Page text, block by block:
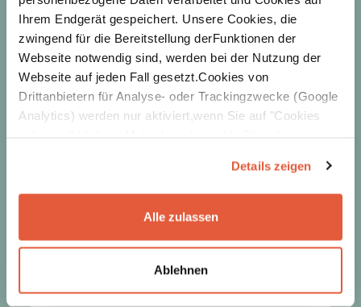
Ihrem Endgerät gespeichert. Unsere Cookies, die
zwingend für die Bereitstellung derFunktionen der
Webseite notwendig sind, werden bei der Nutzung der
Webseite auf jeden Fall gesetzt.Cookies von
Drittanbietern für Analyse- oder Trackingzwecke (Google
Analytics) werden nur aktiviert,wenn Sie auf "Cookies
Datenschutzerklärung—
Impressum.
Details zeigen
Alle zulassen
Ablehnen